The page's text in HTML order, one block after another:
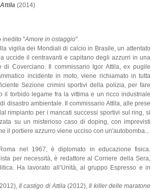
(2014)
inedito "Amore in ostaggio".
vigilia dei Mondiali di calcio in Brasile, un attentato
uccide il centravanti e capitano degli azzurri in una
Coverciano. Il commissario Igor Attila, ex pugile
incidente in moto, viene richiamato in tutta
Sezione crimini sportivi della polizia, per fare
il torbido legame fra la vittima e un ricco industriale
disastro ambientale. Il commissario Attila, alle prese
rimpianto per i mancati successi sportivi sul ring, si
su un misterioso caso di doping, con imprevisti
il portiere azzurro viene ucciso con un'autobomba...
nel 1967, è diplomato in educazione fisica.
per necessità, è redattore al Corriere della Sera,
Ha lavorato all’Unità, al gruppo Espresso e in
Il castigo di Attila(2012),Il killer delle maratone